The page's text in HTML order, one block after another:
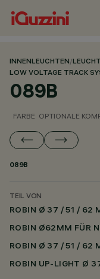
INNENLEUCHTEN/
LOW VOLTAGE TRACK
089B
FARBE OPTIONALE
089B
TEIL VON